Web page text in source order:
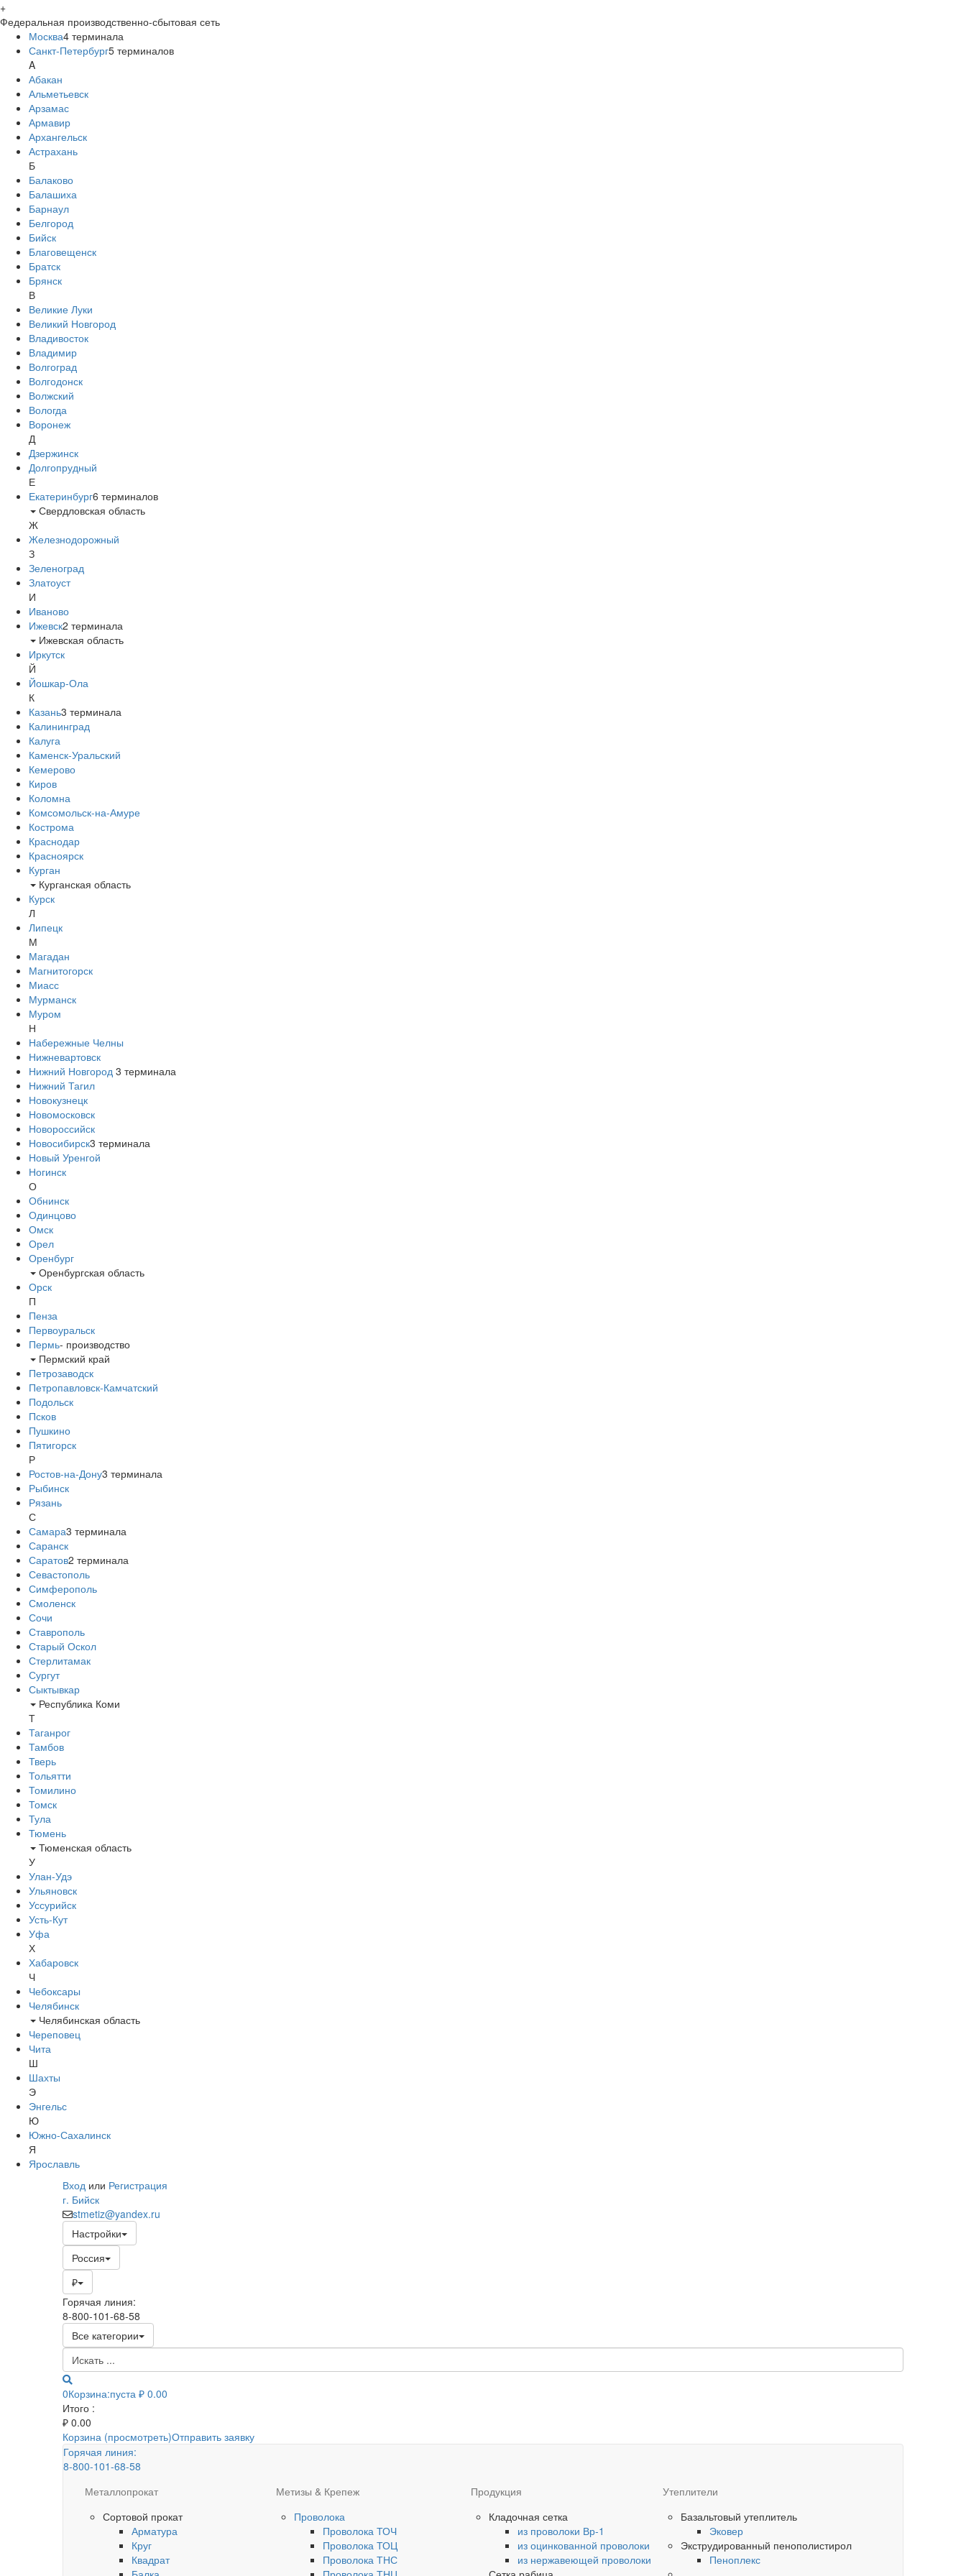
+
Федеральная производственно-сбытовая сеть
Москва4 терминала
Санкт-Петербург5 терминалов
A
Абакан
Альметьевск
Арзамас
Армавир
Архангельск
Астрахань
Б
Балаково
Балашиха
Барнаул
Белгород
Бийск
Благовещенск
Братск
Брянск
В
Великие Луки
Великий Новгород
Владивосток
Владимир
Волгоград
Волгодонск
Волжский
Вологда
Воронеж
Д
Дзержинск
Долгопрудный
Е
Екатеринбург6 терминалов
Свердловская область
Ж
Железнодорожный
З
Зеленоград
Златоуст
И
Иваново
Ижевск2 терминала
Ижевская область
Иркутск
Й
Йошкар-Ола
К
Казань3 терминала
Калининград
Калуга
Каменск-Уральский
Кемерово
Киров
Коломна
Комсомольск-на-Амуре
Кострома
Краснодар
Красноярск
Курган
Курганская область
Курск
Л
Липецк
М
Магадан
Магнитогорск
Миасс
Мурманск
Муром
Н
Набережные Челны
Нижневартовск
Нижний Новгород 3 терминала
Нижний Тагил
Новокузнецк
Новомосковск
Новороссийск
Новосибирск3 терминала
Новый Уренгой
Ногинск
О
Обнинск
Одинцово
Омск
Орел
Оренбург
Оренбургская область
Орск
П
Пенза
Первоуральск
Пермь- производство
Пермский край
Петрозаводск
Петропавловск-Камчатский
Подольск
Псков
Пушкино
Пятигорск
Р
Ростов-на-Дону3 терминала
Рыбинск
Рязань
С
Самара3 терминала
Саранск
Саратов2 терминала
Севастополь
Симферополь
Смоленск
Сочи
Ставрополь
Старый Оскол
Стерлитамак
Сургут
Сыктывкар
Республика Коми
Т
Таганрог
Тамбов
Тверь
Тольятти
Томилино
Томск
Тула
Тюмень
Тюменская область
У
Улан-Удэ
Ульяновск
Уссурийск
Усть-Кут
Уфа
Х
Хабаровск
Ч
Чебоксары
Челябинск
Челябинская область
Череповец
Чита
Ш
Шахты
Э
Энгельс
Ю
Южно-Сахалинск
Я
Ярославль
Вход или Регистрация
г. Бийск
stmetiz@yandex.ru
Настройки
Россия
₽
Горячая линия:
8-800-101-68-58
Все категории
0Корзина:пуста ₽ 0.00
Итого :
₽ 0.00
Корзина (просмотреть)Отправить заявку
Горячая линия:
8-800-101-68-58
Металлопрокат
Сортовой прокат
Арматура
Круг
Квадрат
Метизы & Крепеж
Проволока
Проволока ТОЧ
Проволока ТОЦ
Проволока ТНС
Продукция
Кладочная сетка
из проволоки Вр-1
из оцинкованной проволоки
из нержавеющей проволоки
Утеплители
Базальтовый утеплитель
Эковер
Экструдированный пенополистирол
Пеноплекс